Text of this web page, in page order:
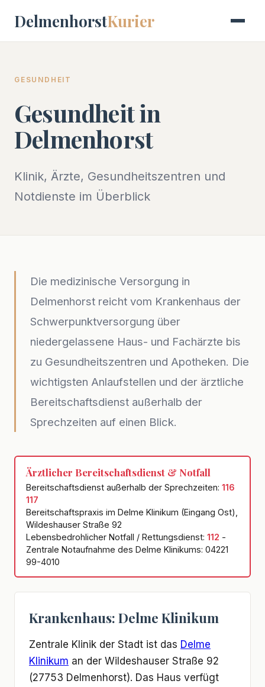
DelmenhorstKurier
GESUNDHEIT
Gesundheit in
Delmenhorst
Klinik, Ärzte, Gesundheitszentren und
Notdienste im Überblick
Die medizinische Versorgung in
Delmenhorst reicht vom Krankenhaus der
Schwerpunktversorgung über
niedergelassene Haus- und Fachärzte bis
zu Gesundheitszentren und Apotheken. Die
wichtigsten Anlaufstellen und der ärztliche
Bereitschaftsdienst außerhalb der
Sprechzeiten auf einen Blick.
Ärztlicher Bereitschaftsdienst & Notfall
Bereitschaftsdienst außerhalb der Sprechzeiten: 116
117
Bereitschaftspraxis im Delme Klinikum (Eingang Ost),
Wildeshauser Straße 92
Lebensbedrohlicher Notfall / Rettungsdienst: 112 -
Zentrale Notaufnahme des Delme Klinikums: 04221
99-4010
Krankenhaus: Delme Klinikum
Zentrale Klinik der Stadt ist das Delme
Klinikum an der Wildeshauser Straße 92
(27753 Delmenhorst). Das Haus verfügt